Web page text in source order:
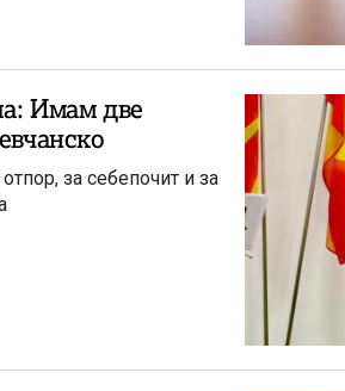
Имам две
за себепочит и за